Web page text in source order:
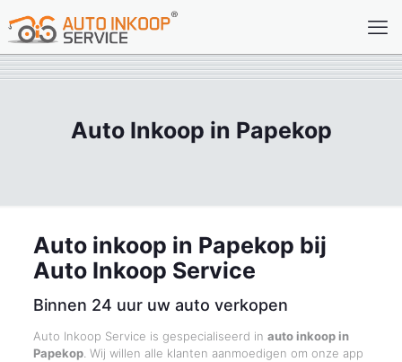
Auto Inkoop in Papekop
Auto inkoop in Papekop bij
Auto Inkoop Service
Binnen 24 uur uw auto verkopen
Auto Inkoop Service is gespecialiseerd in auto inkoop in
Papekop. Wij willen alle klanten aanmoedigen om onze app